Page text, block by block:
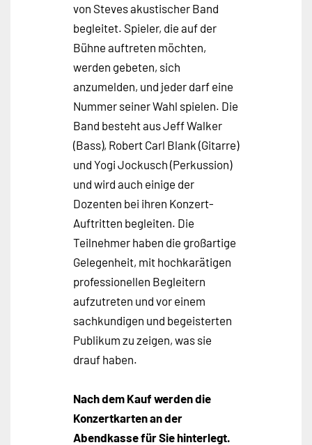
von Steves akustischer Band
begleitet. Spieler, die auf der
Bühne auftreten möchten,
werden gebeten, sich
anzumelden, und jeder darf eine
Nummer seiner Wahl spielen. Die
Band besteht aus Jeff Walker
(Bass), Robert Carl Blank (Gitarre)
und Yogi Jockusch (Perkussion)
und wird auch einige der
Dozenten bei ihren Konzert-
Auftritten begleiten. Die
Teilnehmer haben die großartige
Gelegenheit, mit hochkarätigen
professionellen Begleitern
aufzutreten und vor einem
sachkundigen und begeisterten
Publikum zu zeigen, was sie
drauf haben.
Nach dem Kauf werden die
Konzertkarten an der
Abendkasse für Sie hinterlegt.